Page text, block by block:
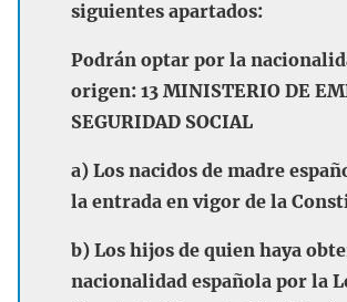
siguientes apartados:
Podrán optar por la
origen: 13 MINISTERIO DE
SEGURIDAD SOCIAL
a) Los nacidos de madre
la entrada en vigor de la
b) Los hijos de quien haya
nacionalidad española por la